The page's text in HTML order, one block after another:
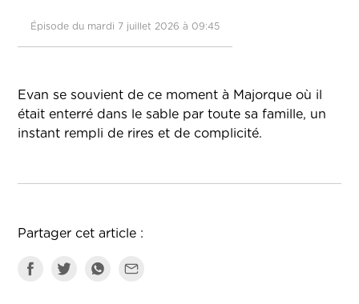
Épisode du mardi 7 juillet 2026 à 09:45
Evan se souvient de ce moment à Majorque où il
était enterré dans le sable par toute sa famille, un
instant rempli de rires et de complicité.
Partager cet article :